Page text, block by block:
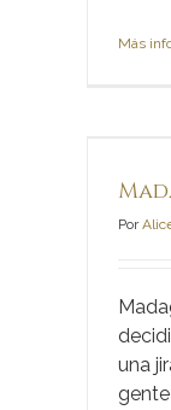
Más
Por
una